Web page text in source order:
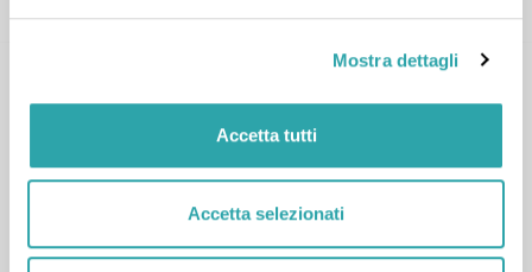
Mostra dettagli
Accetta tutti
Accetta selezionati
Gioia R.